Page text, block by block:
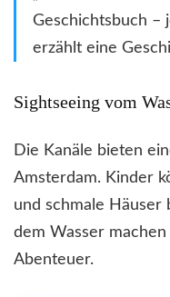
Geschichtsbuch –
erzählt eine
Sightseeing vom
Die Kanäle bieten
Amsterdam. Kinder
und schmale
dem Wasser
Abenteuer.